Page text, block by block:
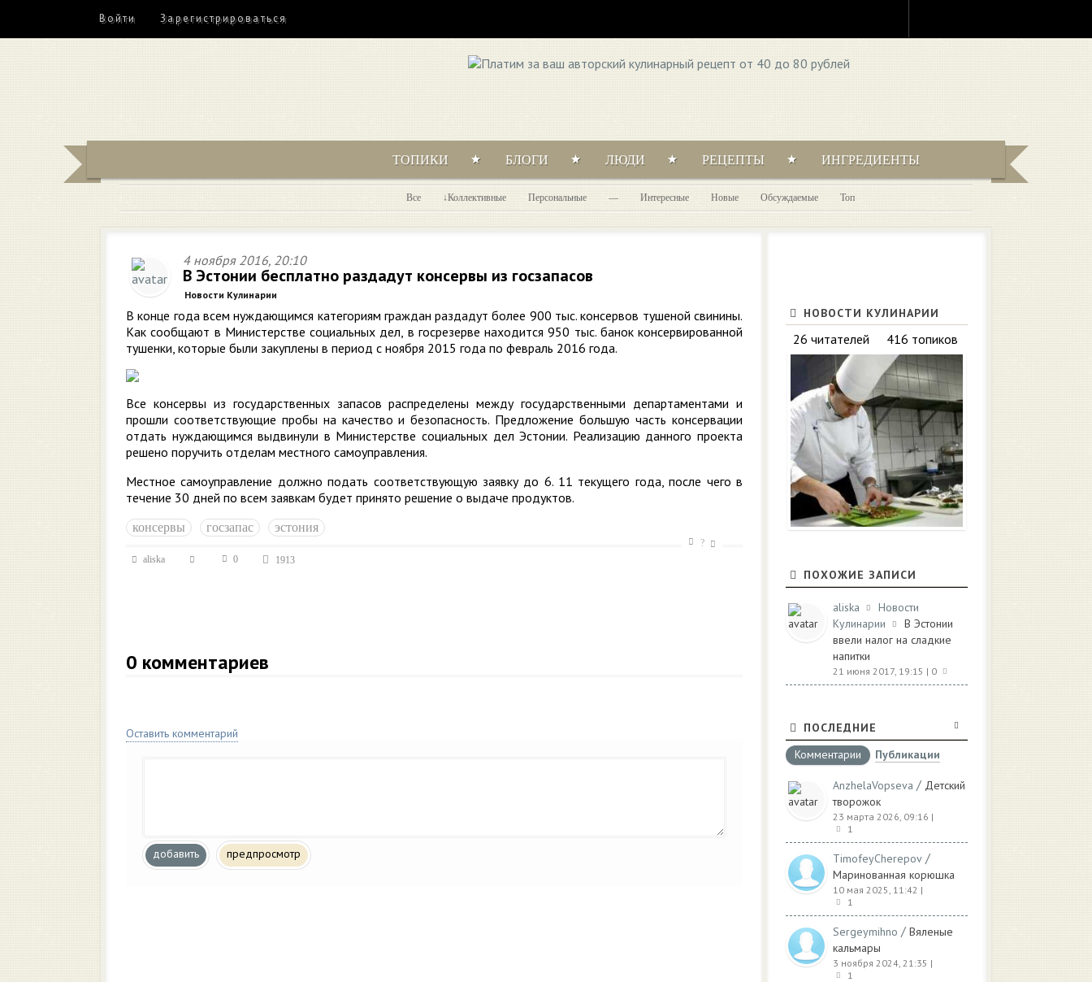
Войти Зарегистрироваться
ТОПИКИ БЛОГИ ЛЮДИ РЕЦЕПТЫ ИНГРЕДИЕНТЫ
Все Коллективные Персональные — Интересные Новые Обсуждаемые Топ
4 ноября 2016, 20:10
В Эстонии бесплатно раздадут консервы из госзапасов
Новости Кулинарии
В конце года всем нуждающимся категориям граждан раздадут более 900 тыс. консервов тушеной свинины.
Как сообщают в Министерстве социальных дел, в госрезерве находится 950 тыс. банок консервированной
тушенки, которые были закуплены в период с ноября 2015 года по февраль 2016 года.
Все консервы из государственных запасов распределены между государственными департаментами и
прошли соответствующие пробы на качество и безопасность. Предложение большую часть консервации
отдать нуждающимся выдвинули в Министерстве социальных дел Эстонии. Реализацию данного проекта
решено поручить отделам местного самоуправления.
Местное самоуправление должно подать соответствующую заявку до 6. 11 текущего года, после чего в
течение 30 дней по всем заявкам будет принято решение о выдаче продуктов.
консервы госзапас эстония
aliska 0 1913
?
0 комментариев
Оставить комментарий
добавить предпросмотр
НОВОСТИ КУЛИНАРИИ
26 читателей 416 топиков
ПОХОЖИЕ ЗАПИСИ
aliska
Новости
Кулинарии
В Эстонии
ввели налог на сладкие
напитки
21 июня 2017, 19:15 | 0
ПОСЛЕДНИЕ
Комментарии
Публикации
AnzhelaVopseva / Детский
творожок
23 марта 2026, 09:16 |
1
TimofeyCherepov /
Маринованная корюшка
10 мая 2025, 11:42 |
1
Sergeymihno / Вяленые
кальмары
3 ноября 2024, 21:35 |
1